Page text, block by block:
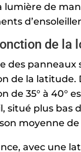
lumière de
de la
des
de la latitude.
de 35° à 40°
situé plus bas
moyenne de
avec une